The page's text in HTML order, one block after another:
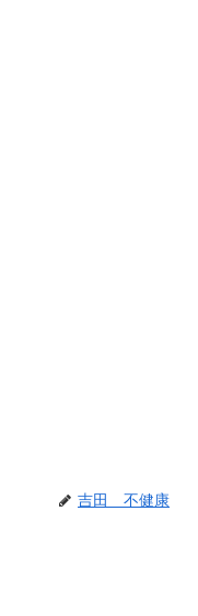
吉田 不健康